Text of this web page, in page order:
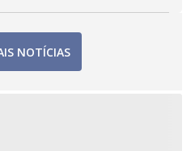
NOTÍCIAS